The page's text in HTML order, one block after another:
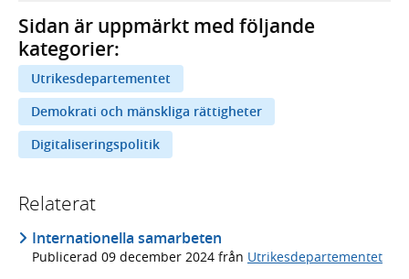
Sidan är uppmärkt med följande
kategorier:
Utrikesdepartementet
Demokrati och mänskliga rättigheter
Digitaliseringspolitik
Relaterat
Internationella samarbeten
Publicerad 09 december 2024 från Utrikesdepartementet